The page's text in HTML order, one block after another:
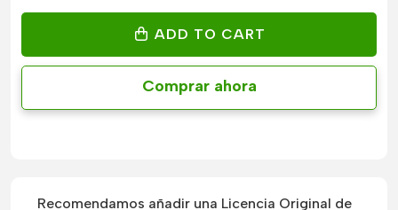
ADD TO CART
Comprar ahora
Recomendamos añadir una Licencia Original de